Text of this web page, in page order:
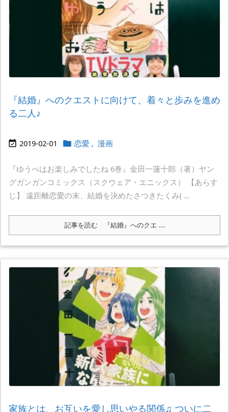
『結婚』へのクエストに向けて、着々と歩みを進め
る二人♪
 2019-02-01  恋愛 , 漫画
『ゆうべはお楽しみでしたね 6巻』金田一蓮十郎（著）ヤン
グガンガンコミックス（スクウェア・エニックス） 【あらす
じ】 遠距離恋愛の末、結婚を決めたさつきたくみ( ...
記事を読む 『結婚』へのクエ ...
家族とは、お互いを愛し思いやる関係♫ ついに二